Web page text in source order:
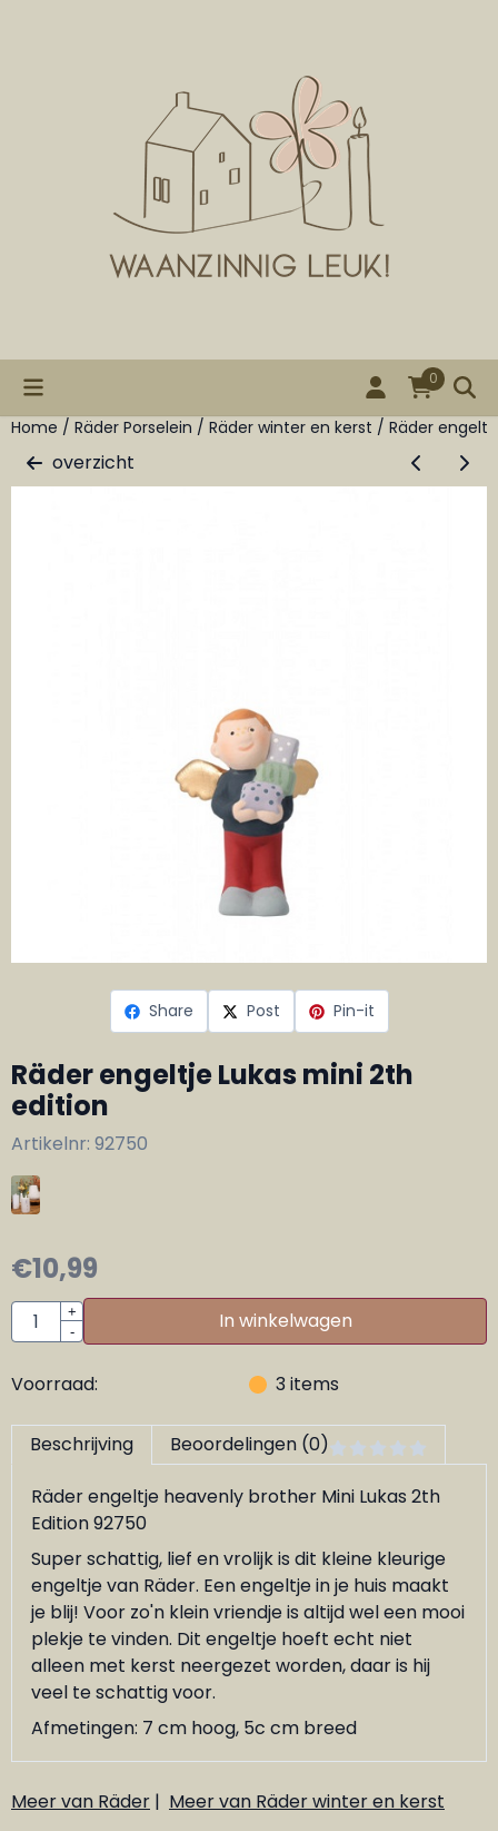
0
Home / Räder Porselein / Räder winter en kerst / Räder
overzicht
Share Post Pin-it
Räder engeltje Lukas mini 2th
edition
Artikelnr: 92750
€10,99
Aantal
+
-
In winkelwagen
Voorraad: 3items
Beschrijving Beoordelingen (0)
Räder engeltje heavenly brother Mini Lukas 2th
Edition 92750
Super schattig, lief en vrolijk is dit kleine kleurige
engeltje van Räder. Een engeltje in je huis maakt
je blij! Voor zo'n klein vriendje is altijd wel een mooi
plekje te vinden. Dit engeltje hoeft echt niet
alleen met kerst neergezet worden, daar is hij
veel te schattig voor.
Afmetingen: 7 cm hoog, 5c cm breed
Meer van Räder | Meer van Räder winter en kerst